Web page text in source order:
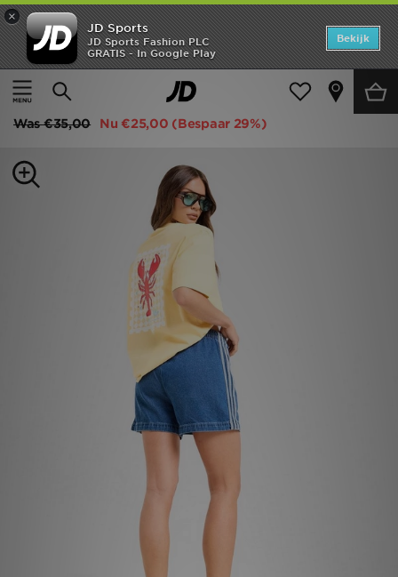
×
JD Sports
JD Sports Fashion PLC
GRATIS - In Google Play
Bekijk
Thuis
Dames Dameskleding Tops
adidas Originals Stamp Lobster T-Shirt
Was€35,00 Nu €25,00 (Bespaar 29%)
Home
Offers
Dames